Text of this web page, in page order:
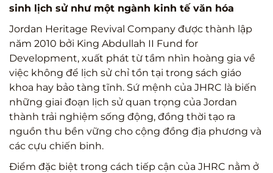
sinh lịch sử như một ngành kinh tế văn hóa
Jordan Heritage Revival Company được thành lập
năm 2010 bởi King Abdullah II Fund for
Development, xuất phát từ tầm nhìn hoàng gia về
việc không để lịch sử chỉ tồn tại trong sách giáo
khoa hay bảo tàng tĩnh. Sứ mệnh của JHRC là biến
những giai đoạn lịch sử quan trọng của Jordan
thành trải nghiệm sống động, đồng thời tạo ra
nguồn thu bền vững cho cộng đồng địa phương và
các cựu chiến binh.
Điểm đặc biệt trong cách tiếp cận của JHRC nằm ở